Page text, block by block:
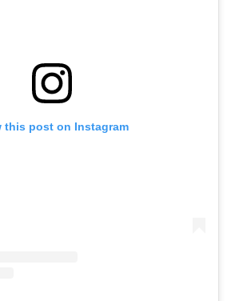
this post on Instagram